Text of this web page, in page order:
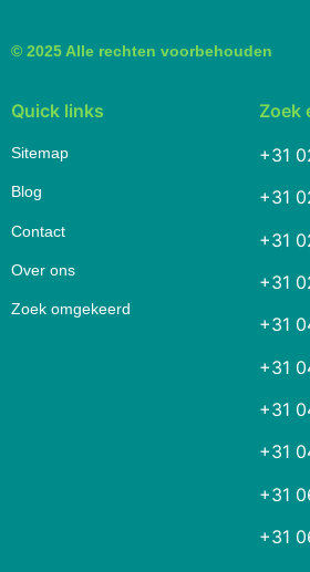
© 2025 Alle rechten voorbehouden
Quick links
Sitemap
Blog
Contact
Over ons
Zoek omgekeerd
Zoek
+31
+31
+31
+31
+31
+31
+31
+31
+31
+31